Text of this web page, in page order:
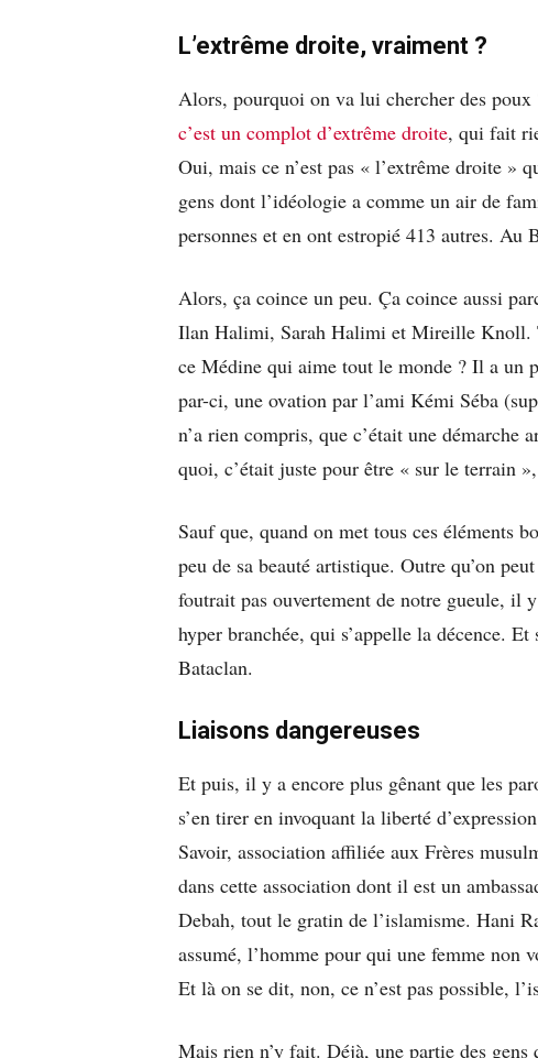
L’extrême droite, vraiment ?
Alors, pourquoi on va lui chercher des
c’est un complot d’extrême droite, qui fait
Oui, mais ce n’est pas « l’extrême droite »
gens dont l’idéologie a comme un air de
personnes et en ont estropié 413 autres.
Alors, ça coince un peu. Ça coince aussi
Ilan Halimi, Sarah Halimi et Mireille Knoll.
ce Médine qui aime tout le monde ? Il a un
par-ci, une ovation par l’ami Kémi Séba
n’a rien compris, que c’était une démarche
quoi, c’était juste pour être « sur le terrain
Sauf que, quand on met tous ces éléments
peu de sa beauté artistique. Outre qu’on
foutrait pas ouvertement de notre gueule, il
hyper branchée, qui s’appelle la décence.
Bataclan.
Liaisons dangereuses
Et puis, il y a encore plus gênant que les
s’en tirer en invoquant la liberté
Savoir, association affiliée aux Frères
dans cette association dont il est un
Debah, tout le gratin de l’islamisme. Hani
assumé, l’homme pour qui une femme non
Et là on se dit, non, ce n’est pas possible,
Mais rien n’y fait. Déjà, une partie des